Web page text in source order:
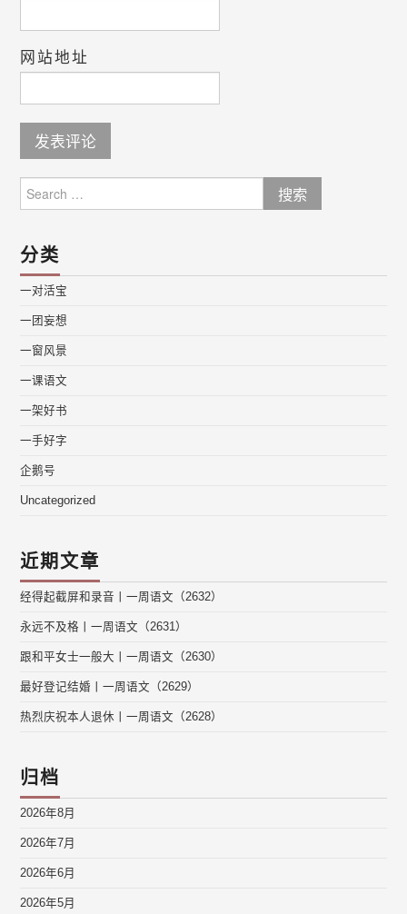
网站地址
for:
分类
一对活宝
一团妄想
一窗风景
一课语文
一架好书
一手好字
企鹅号
Uncategorized
近期文章
经得起截屏和录音丨一周语文（2632）
永远不及格丨一周语文（2631）
跟和平女士一般大丨一周语文（2630）
最好登记结婚丨一周语文（2629）
热烈庆祝本人退休丨一周语文（2628）
归档
2026年8月
2026年7月
2026年6月
2026年5月